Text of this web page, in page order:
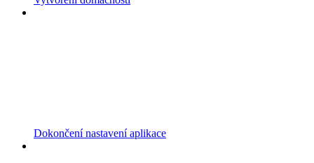
Dokončení nastavení aplikace